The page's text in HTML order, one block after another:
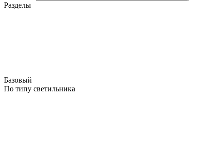
Разделы
Базовый
По типу светильника